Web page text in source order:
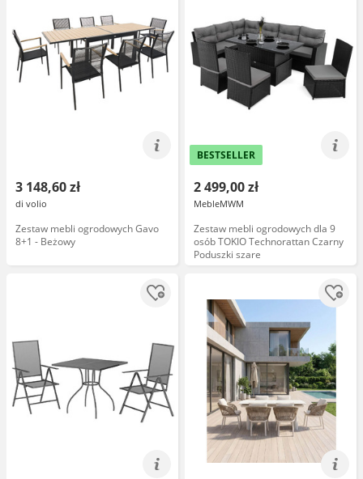
3 148,60 zł
di volio
Zestaw mebli ogrodowych Gavo
8+1 - Beżowy
BESTSELLER
2 499,00 zł
MebleMWM
Zestaw mebli ogrodowych dla 9
osób TOKIO Technorattan Czarny
Poduszki szare